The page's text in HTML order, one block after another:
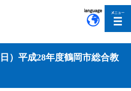
）平成28年度鶴岡市総合教